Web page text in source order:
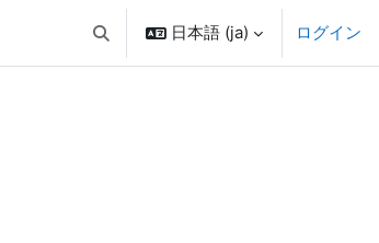
検索入力に切り替える
日本語 ‎(ja)‎ ログイン